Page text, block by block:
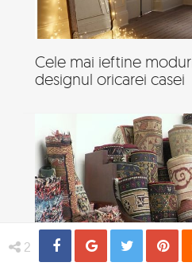
2 Share Distribuie
Tweet
Cele mai ieftine
designul oricarei casei